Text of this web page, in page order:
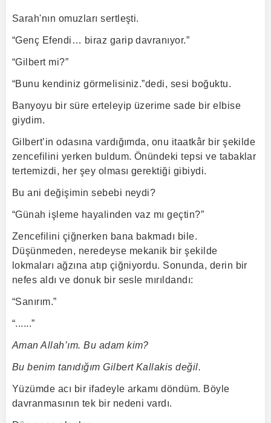
Sarah'nın omuzları sertleşti.
“Genç Efendi… biraz garip davranıyor.”
“Gilbert mi?”
“Bunu kendiniz görmelisiniz.”dedi, sesi boğuktu.
Banyoyu bir süre erteleyip üzerime sade bir elbise
giydim.
Gilbert’in odasına vardığımda, onu itaatkâr bir şekilde
zencefilini yerken buldum. Önündeki tepsi ve tabaklar
tertemizdi, her şey olması gerektiği gibiydi.
Bu ani değişimin sebebi neydi?
“Günah işleme hayalinden vaz mı geçtin?”
Zencefilini çiğnerken bana bakmadı bile.
Düşünmeden, neredeyse mekanik bir şekilde
lokmaları ağzına atıp çiğniyordu. Sonunda, derin bir
nefes aldı ve donuk bir sesle mırıldandı:
“Sanırım.”
“......”
Aman Allah’ım. Bu adam kim?
Bu benim tanıdığım Gilbert Kallakis değil.
Yüzümde acı bir ifadeyle arkamı döndüm. Böyle
davranmasının tek bir nedeni vardı.